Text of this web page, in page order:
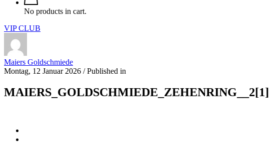
No products in cart.
VIP CLUB
Maiers Goldschmiede
Montag, 12 Januar 2026 /Published in
MAIERS_GOLDSCHMIEDE_ZEHENRING__2[1]